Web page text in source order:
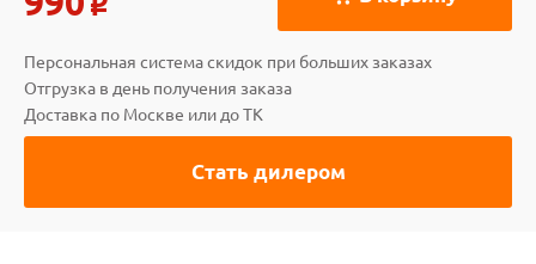
o
Персональная система скидок при больших заказах
Отгрузка в день получения заказа
Доставка по Москве или до ТК
Стать дилером